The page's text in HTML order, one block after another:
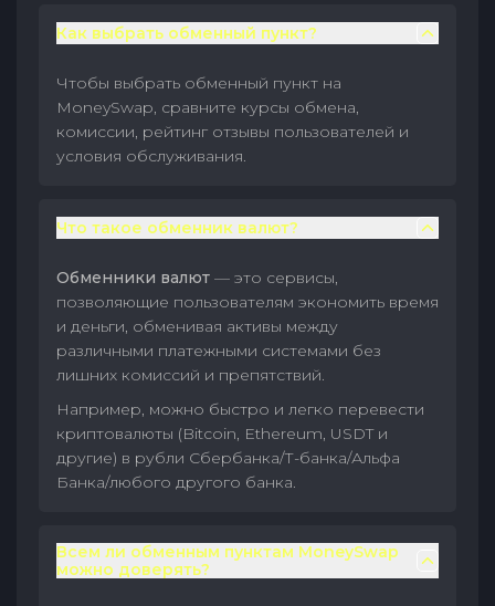
Как выбрать обменный пункт?
Чтобы выбрать обменный пункт на
MoneySwap, сравните курсы обмена,
комиссии, рейтинг отзывы пользователей и
условия обслуживания.
Что такое обменник валют?
Обменники валют — это сервисы,
позволяющие пользователям экономить время
и деньги, обменивая активы между
различными платежными системами без
лишних комиссий и препятствий.
Например, можно быстро и легко перевести
криптовалюты (Bitcoin, Ethereum, USDT и
другие) в рубли Сбербанка/Т-банка/Альфа
Банка/любого другого банка.
Всем ли обменным пунктам MoneySwap
можно доверять?